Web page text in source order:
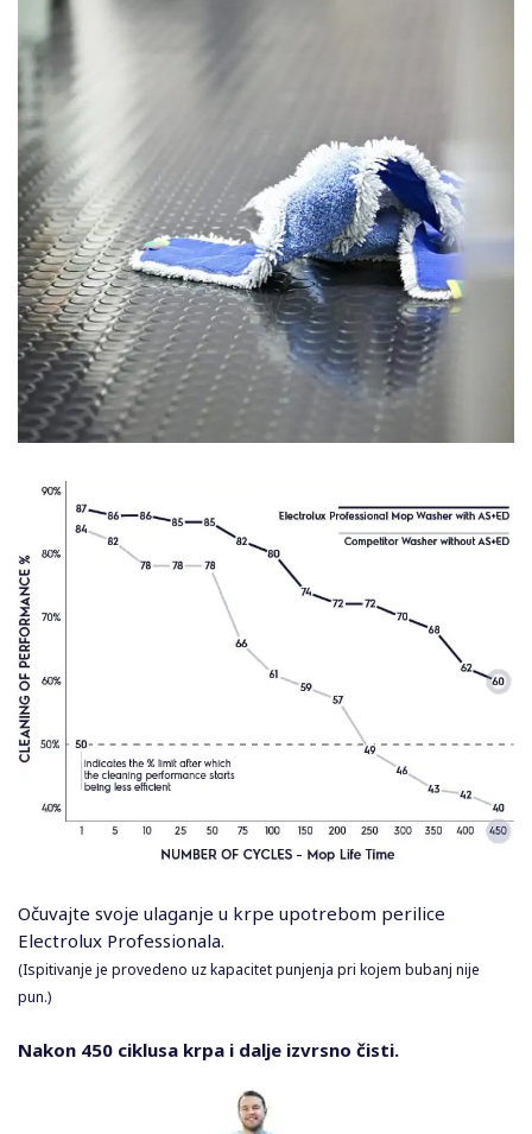
Očuvajte svoje ulaganje u krpe upotrebom perilice
Electrolux Professionala.
(Ispitivanje je provedeno uz kapacitet punjenja pri kojem bubanj nije
pun.)
Nakon 450 ciklusa krpa i dalje izvrsno čisti.